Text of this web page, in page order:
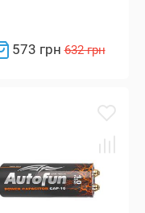
573 грн 632 грн